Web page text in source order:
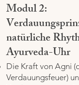
Modul 2:
natürliche
Ayurveda-Uhr
Die Kraft von Agni
Verdauungsfeuer)